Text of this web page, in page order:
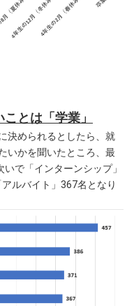
とは「学業」
決められるとしたら、就
いかを聞いたところ、最
で「インターンシップ」
ルバイト」367名となり